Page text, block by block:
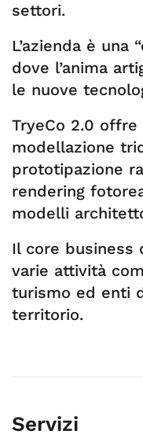
settori.
L’azienda è una
dove l’anima
le nuove
TryeCo 2.0
modellazione
prototipazione
rendering
modelli
Il core business
varie attività
turismo ed enti
territorio.
Servizi